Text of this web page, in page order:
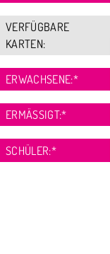
VERFÜGBARE
KARTEN:
ERWACHSENE:*
ERMÄSSIGT:*
SCHÜLER:*